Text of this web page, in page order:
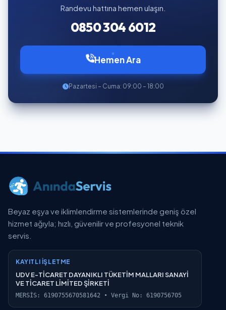
Randevu hattına hemen ulaşın.
0850 304 6012
Hemen Ara
Pazartesi – Cuma: 09:00 – 18:00
Beyaz eşya ve iklimlendirme sistemlerinde geniş özel
hizmet ağıyla; hızlı, güvenilir ve profesyonel teknik
servis.
KAYITLI İŞLETME
UDV E-TİCARET DAYANIKLI TÜKETİM MALLARI SANAYİ
VE TİCARET LİMİTED ŞİRKETİ
MERSİS: 6190755670581642 • Vergi No: 6190756705